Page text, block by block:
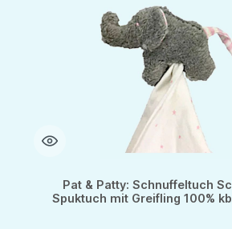
Pat & Patty: Schnuffeltuch
Spuktuch mit Greifling 100%